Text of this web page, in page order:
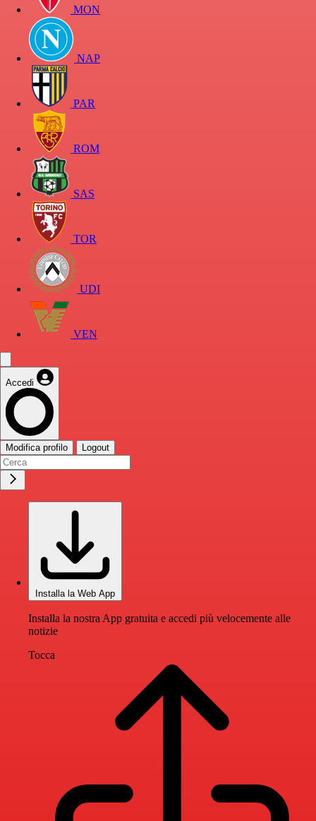
MON
NAP
PAR
ROM
SAS
TOR
UDI
VEN
Accedi
Modifica profilo Logout
Installa la Web App
Installa la nostra App gratuita e accedi più velocemente alle
notizie
Tocca